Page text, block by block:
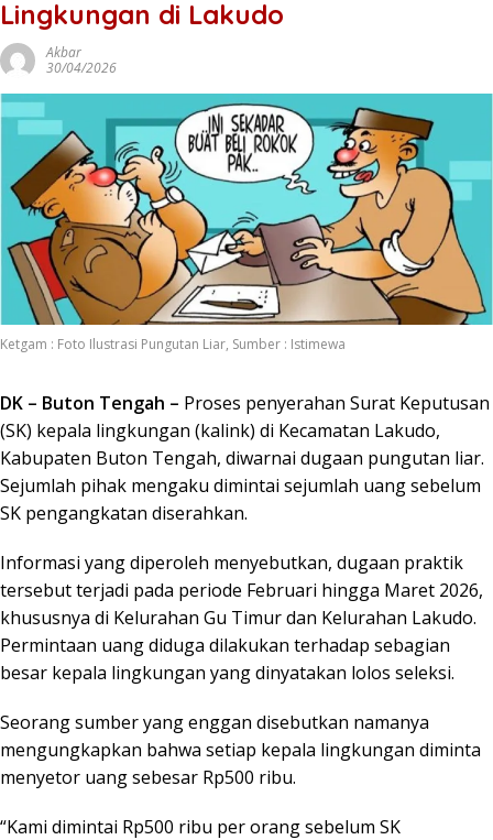
Lingkungan di Lakudo
Akbar
30/04/2026
Ketgam : Foto Ilustrasi Pungutan Liar, Sumber : Istimewa
DK – Buton Tengah – Proses penyerahan Surat Keputusan
(SK) kepala lingkungan (kalink) di Kecamatan Lakudo,
Kabupaten Buton Tengah, diwarnai dugaan pungutan liar.
Sejumlah pihak mengaku dimintai sejumlah uang sebelum
SK pengangkatan diserahkan.
Informasi yang diperoleh menyebutkan, dugaan praktik
tersebut terjadi pada periode Februari hingga Maret 2026,
khususnya di Kelurahan Gu Timur dan Kelurahan Lakudo.
Permintaan uang diduga dilakukan terhadap sebagian
besar kepala lingkungan yang dinyatakan lolos seleksi.
Seorang sumber yang enggan disebutkan namanya
mengungkapkan bahwa setiap kepala lingkungan diminta
menyetor uang sebesar Rp500 ribu.
“Kami dimintai Rp500 ribu per orang sebelum SK